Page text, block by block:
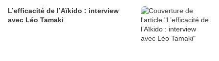
L’efficacité de l’Aïkido : interview
avec Léo Tamaki